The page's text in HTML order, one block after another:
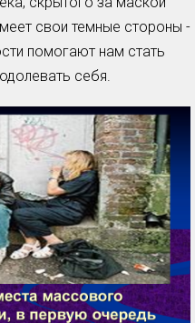
свои темные стороны -
помогают нам стать
себя.